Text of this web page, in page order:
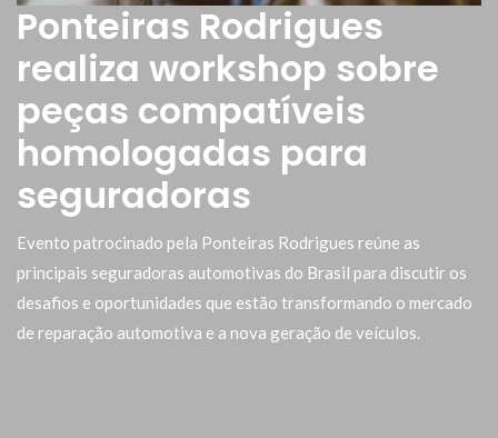
Ponteiras Rodrigues
realiza workshop sobre
peças compatíveis
homologadas para
seguradoras
Evento patrocinado pela Ponteiras Rodrigues reúne as
principais seguradoras automotivas do Brasil para discutir os
desafios e oportunidades que estão transformando o mercado
de reparação automotiva e a nova geração de veículos.